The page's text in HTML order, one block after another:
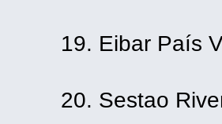
19. Eibar País
20. Sestao